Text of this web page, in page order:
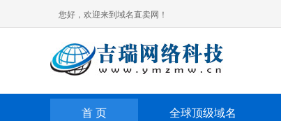
您好，欢迎来到域名直卖网！
首 页 全球顶级域名